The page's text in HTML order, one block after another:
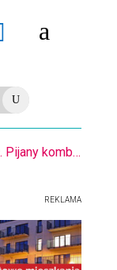
a
U
POLICJA. Pijany kombajnista. Miał ponad 2 promile alkoholu
REKLAMA